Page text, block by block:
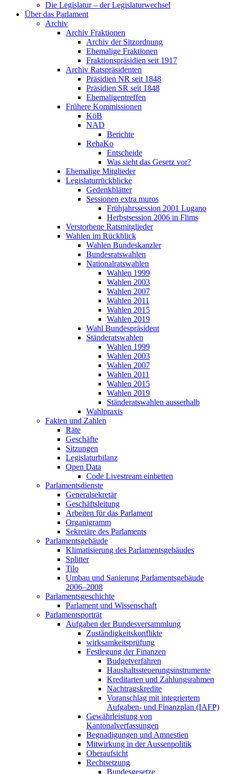
Die Legislatur – der Legislaturwechsel
Über das Parlament
Archiv
Archiv Fraktionen
Archiv der Sitzordnung
Ehemalige Fraktionen
Fraktionspräsidien seit 1917
Archiv Ratspräsidenten
Präsidien NR seit 1848
Präsidien SR seit 1848
Ehemaligentreffen
Frühere Kommissionen
KöB
NAD
Berichte
RehaKo
Entscheide
Was sieht das Gesetz vor?
Ehemalige Mitglieder
Legislaturrückblicke
Gedenkblätter
Sessionen extra muros
Frühjahrssession 2001 Lugano
Herbstsession 2006 in Flims
Verstorbene Ratsmitglieder
Wahlen im Rückblick
Wahlen Bundeskanzler
Bundesratswahlen
Nationalratswahlen
Wahlen 1999
Wahlen 2003
Wahlen 2007
Wahlen 2011
Wahlen 2015
Wahlen 2019
Wahl Bundespräsident
Ständeratswahlen
Wahlen 1999
Wahlen 2003
Wahlen 2007
Wahlen 2011
Wahlen 2015
Wahlen 2019
Ständeratswahlen ausserhalb
Wahlpraxis
Fakten und Zahlen
Räte
Geschäfte
Sitzungen
Legislaturbilanz
Open Data
Code Livestream einbetten
Parlamentsdienste
Generalsekretär
Geschäftsleitung
Arbeiten für das Parlament
Organigramm
Sekretäre des Parlaments
Parlamentsgebäude
Klimatisierung des Parlamentsgebäudes
Splitter
Tilo
Umbau und Sanierung Parlamentsgebäude
2006–2008
Parlamentsgeschichte
Parlament und Wissenschaft
Parlamentsporträt
Aufgaben der Bundesversammlung
Zuständigkeitskonflikte
wirksamkeitsprüfung
Festlegung der Finanzen
Budgetverfahren
Haushaltssteuerungsinstrumente
Kreditarten und Zahlungsrahmen
Nachtragskredite
Voranschlag mit integriertem
Aufgaben- und Finanzplan (IAFP)
Gewährleistung von
Kantonalverfassungen
Begnadigungen und Amnestien
Mitwirkung in der Aussenpolitik
Oberaufsicht
Rechtsetzung
Bundesgesetze